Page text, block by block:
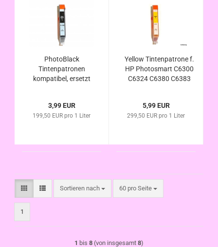
PhotoBlack
Tintenpatronen
kompatibel, ersetzt
(CB22EE)
3,99 EUR
199,50 EUR pro 1 Liter
Yellow Tintenpatrone f.
HP Photosmart C6300
C6324 C6380 C6383
D7560 kompatibel
HP364XL mit
5,99 EUR
299,50 EUR pro 1 Liter
Sortieren nach
Sortieren nach 60 pro Seite
pro Seite
1
1 bis 8 (von insgesamt 8)